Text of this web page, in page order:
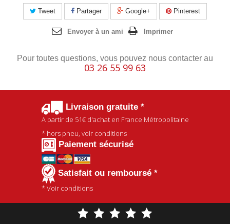
Tweet Partager Google+ Pinterest
Envoyer à un ami Imprimer
Pour toutes questions, vous pouvez nous contacter au
03 26 55 99 63
Livraison gratuite *
A partir de 51€d'achat en France Métropolitaine
* hors pneu, voir conditions
Paiement sécurisé
Satisfait ou remboursé *
* Voir conditions